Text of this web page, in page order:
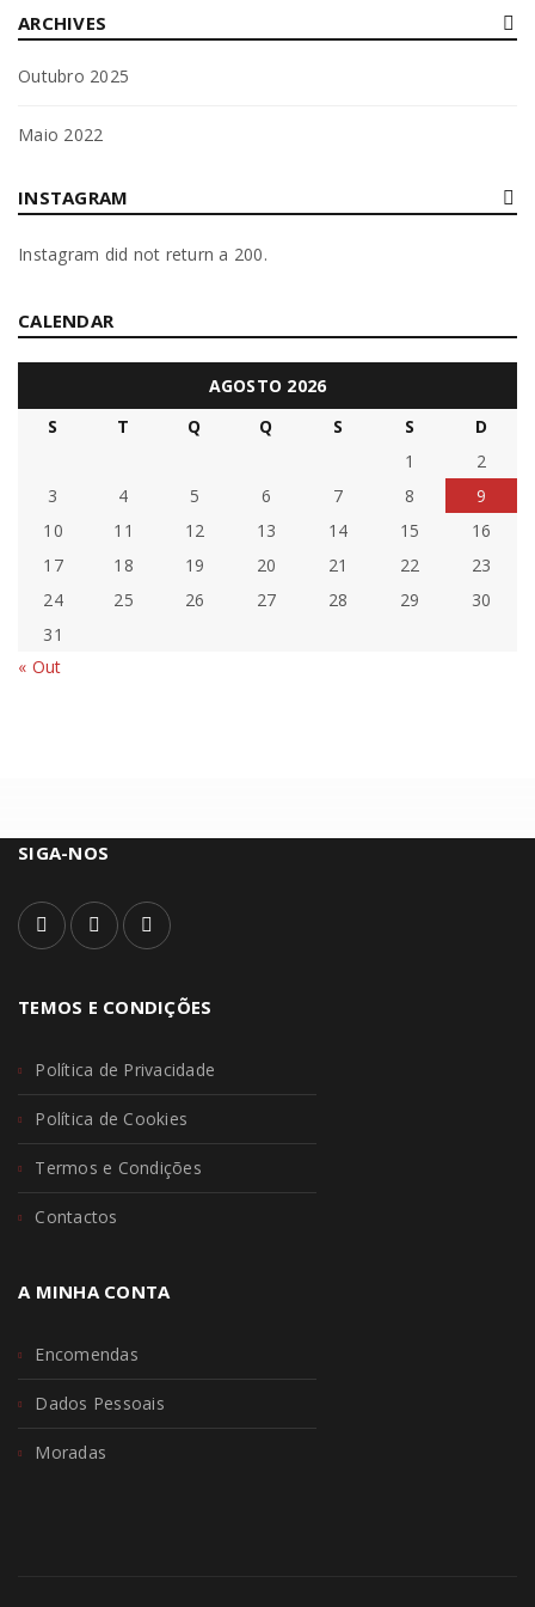
ARCHIVES
Outubro 2025
Maio 2022
INSTAGRAM
Instagram did not return a 200.
CALENDAR
AGOSTO 2026
S
T Q Q S S
D
1
2
3
4 5 6 7 8
9
10
11 12 13 14 15
16
17
18 19 20 21 22
23
24
25 26 27 28 29
30
31
« Out
Read More
ByBruna Alves
SIGA-NOS
TEMOS E CONDIÇÕES
Política de Privacidade
Política de Cookies
Termos e Condições
Contactos
A MINHA CONTA
Encomendas
Dados Pessoais
Moradas